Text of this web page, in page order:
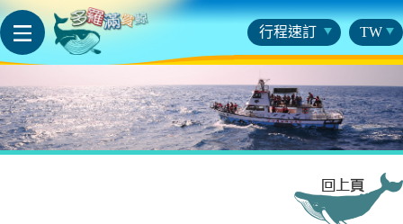
行程速訂 TW